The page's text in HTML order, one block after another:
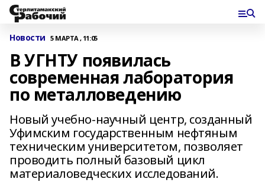
Новости 5 МАРТА , 11:05
В УГНТУ появилась
современная лаборатория
по металловедению
Новый учебно-научный центр, созданный
Уфимским государственным нефтяным
техническим университетом, позволяет
проводить полный базовый цикл
материаловедческих исследований.